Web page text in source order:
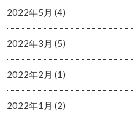
2022年5月 (4)
2022年3月 (5)
2022年2月 (1)
2022年1月 (2)